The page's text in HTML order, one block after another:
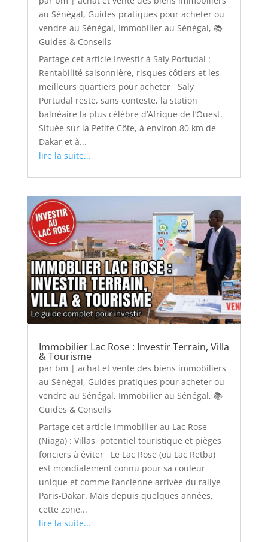
au Sénégal, Guides pratiques pour acheter ou
vendre au Sénégal, Immobilier au Sénégal, 📚
Guides & Conseils
Partage cet article Investir à Saly Portudal :
Rentabilité saisonnière, risques côtiers et les
meilleurs quartiers pour acheter Saly
Portudal reste, sans conteste, la station
balnéaire la plus célèbre d’Afrique de l’Ouest.
Située sur la Petite Côte, à environ 80 km de
Dakar et à...
lire la suite...
Immobilier Lac Rose : Investir Terrain, Villa
& Tourisme
par bm | achat et vente des biens immobiliers
au Sénégal, Guides pratiques pour acheter ou
vendre au Sénégal, Immobilier au Sénégal, 📚
Guides & Conseils
Partage cet article Immobilier au Lac Rose
(Niaga) : Villas, potentiel touristique et pièges
fonciers à éviter Le Lac Rose (ou Lac Retba)
est mondialement connu pour sa couleur
unique et comme l’ancienne arrivée du rallye
Paris-Dakar. Mais depuis quelques années,
cette zone...
lire la suite...